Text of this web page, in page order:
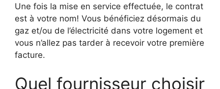
Une fois la mise en service effectuée, le contrat
est à votre nom! Vous bénéficiez désormais du
gaz et/ou de l’électricité dans votre logement et
vous n’allez pas tarder à recevoir votre première
facture.
Quel fournisseur choisir